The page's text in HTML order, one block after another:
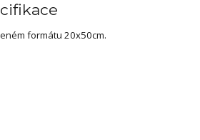
formátu 20x50cm.